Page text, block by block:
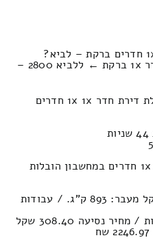
הצעות מחשבון להובלת לדירת חדר 1x ברקת ← ללביא 2800 –
כמה עולה פירוק והרכבה של הובלת דירת חדר 1x 1x חדרים
כמה יעלה מוביל להובלה של בית 1x חדרים במחשבון הובלות
נפח חפצים : 17.49м³ | משקל מעבר: 893 ק”ג. / עבודות